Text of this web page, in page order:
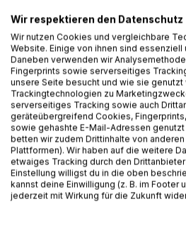
bereits mehrfach erstellt worden.
untersucht werden hingegen die
auf die Immobilienfinanzierung.
Geschäftssegment wird die
könnte deutlich. So waren etwa
Kreditvolumens an inländische
Privatpersonen für den
sonstige Kredite) bestimmt, wobei
Gesamtkreditvolumen im
Mrd. Euro lag. Allein diese Zahlen
wirtschaftliche Bedeutung der
Deutschland. In Bezug auf die
Diplomarbeit ist außerdem
wirtschaftlich unselbständige und
Wir respektieren den Datenschutz
Wir nutzen Cookies und vergleichbare
Website. Einige von ihnen sind
Daneben verwenden wir
Fingerprints sowie serverseitiges
unsere Seite besucht und wie sie genutzt
Trackingtechnologien zu
serverseitiges Tracking sowie auch
geräteübergreifend Cookies,
sowie gehashte E-Mail-Adressen
betten wir zudem Drittinhalte von
Plattformen). Wir haben auf die weitere
etwaiges Tracking durch den
Einstellung willigst du in die oben
kannst deine Einwilligung (z. B. im Footer
jederzeit mit Wirkung für die Zukunft